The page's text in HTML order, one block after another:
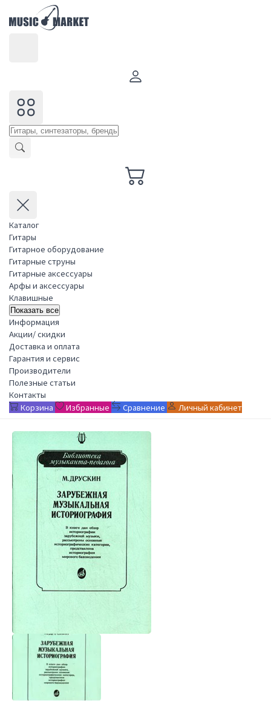
Каталог
Гитары
Гитарное оборудование
Гитарные струны
Гитарные аксессуары
Арфы и аксессуары
Клавишные
Показать все
Информация
Акции/ скидки
Доставка и оплата
Гарантия и сервис
Производители
Полезные статьи
Контакты
Корзина
Избранные Сравнение Личный кабинет